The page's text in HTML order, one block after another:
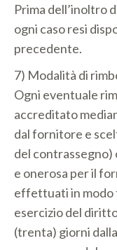
Prima dell’inoltro
ogni caso resi
precedente.
7) Modalità di
Ogni eventuale
accreditato
dal fornitore e
del contrassegno)
e onerosa per il
effettuati in modo
esercizio del
(trenta) giorni